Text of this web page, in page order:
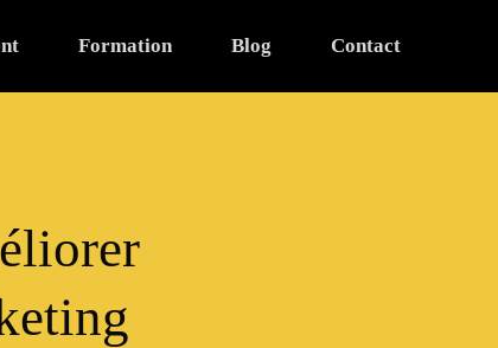
Formation Blog Contact